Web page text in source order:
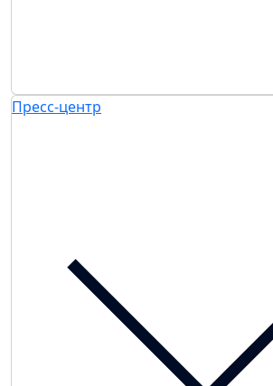
Пресс-центр